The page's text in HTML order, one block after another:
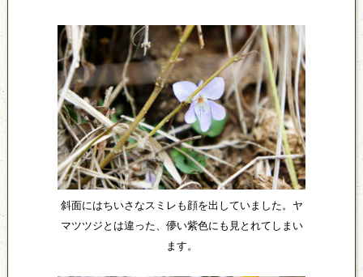
斜面にはちいさなスミレも顔を出していました。ヤ
マツツジとは違った、儚い紫色にも見とれてしまい
ます。